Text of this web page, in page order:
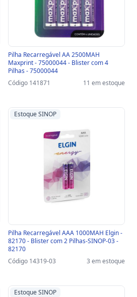
Pilha Recarregável AA 2500MAH
Maxprint - 75000044 - Blister com 4
Pilhas - 75000044
Código 141871
11 em estoque
Estoque SINOP
Pilha Recarregável AAA 1000MAH Elgin -
82170 - Blister com 2 Pilhas-SINOP-03 -
82170
Código 14319-03
3 em estoque
Estoque SINOP